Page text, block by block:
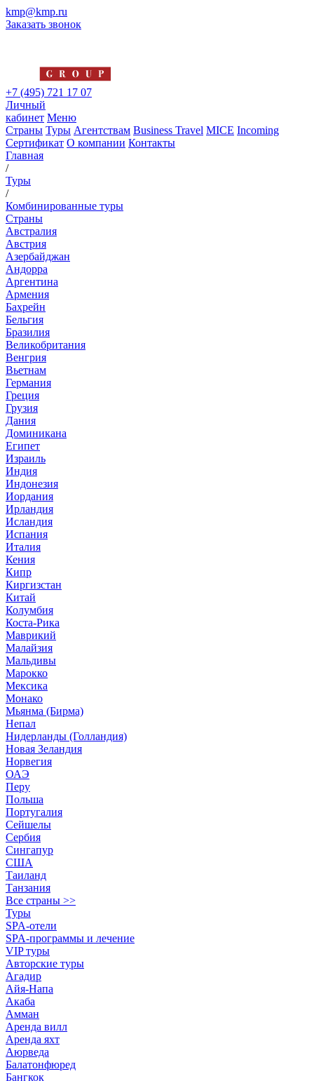
kmp@kmp.ru
Заказать звонок
+7 (495) 721 17 07
Личный
кабинет Меню
Страны Туры Агентствам Business Travel MICE Incoming
Сертификат О компании Контакты
Главная
/
Туры
/
Комбинированные туры
Страны
Австралия
Австрия
Азербайджан
Андорра
Аргентина
Армения
Бахрейн
Бельгия
Бразилия
Великобритания
Венгрия
Вьетнам
Германия
Греция
Грузия
Дания
Доминикана
Египет
Израиль
Индия
Индонезия
Иордания
Ирландия
Исландия
Испания
Италия
Кения
Кипр
Киргизстан
Китай
Колумбия
Коста-Рика
Маврикий
Малайзия
Мальдивы
Марокко
Мексика
Монако
Мьянма (Бирма)
Непал
Нидерланды (Голландия)
Новая Зеландия
Норвегия
ОАЭ
Перу
Польша
Португалия
Сейшелы
Сербия
Сингапур
США
Таиланд
Танзания
Все страны >>
Туры
SPA-отели
SPA-программы и лечение
VIP туры
Авторские туры
Агадир
Айя-Напа
Акаба
Амман
Аренда вилл
Аренда яхт
Аюрведа
Балатонфюред
Бангкок